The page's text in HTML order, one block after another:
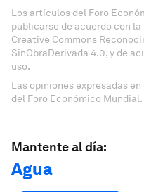
Los artículos del Foro
publicarse de acuerdo con
Creative Commons
SinObraDerivada 4.0, y de
uso.
Las opiniones expresadas
del Foro Económico Mundial.
Mantente al día:
Agua